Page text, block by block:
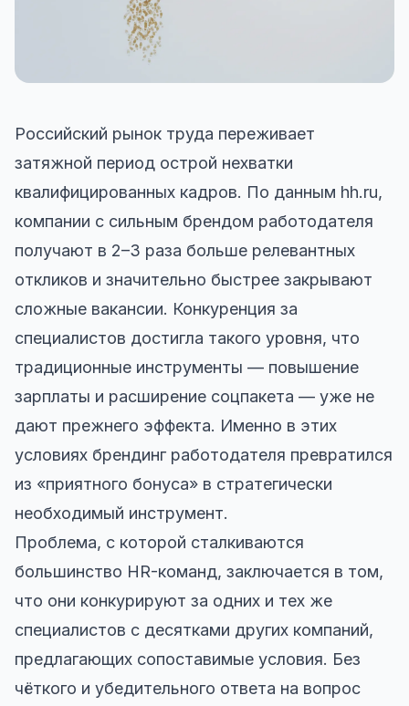
Российский рынок труда переживает
затяжной период острой нехватки
квалифицированных кадров. По данным hh.ru,
компании с сильным брендом работодателя
получают в 2–3 раза больше релевантных
откликов и значительно быстрее закрывают
сложные вакансии. Конкуренция за
специалистов достигла такого уровня, что
традиционные инструменты — повышение
зарплаты и расширение соцпакета — уже не
дают прежнего эффекта. Именно в этих
условиях брендинг работодателя превратился
из «приятного бонуса» в стратегически
необходимый инструмент.
Проблема, с которой сталкиваются
большинство HR-команд, заключается в том,
что они конкурируют за одних и тех же
специалистов с десятками других компаний,
предлагающих сопоставимые условия. Без
чёткого и убедительного ответа на вопрос